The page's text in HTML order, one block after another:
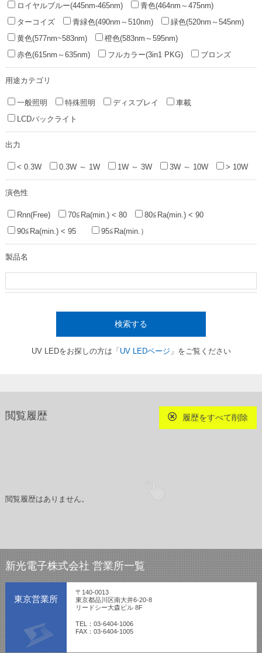
ロイヤルブルー(445nm-465nm)
青色(464nm～475nm)
ターコイズ
青緑色(490nm～510nm)
緑色(520nm～545nm)
黄色(577nm~583nm)
橙色(583nm～595nm)
赤色(615nm～635nm)
フルカラー(3in1 PKG) ブロンズ
用途カテゴリ
一般照明 特殊照明 ディスプレイ
車載
LCDバックライト
出力
< 0.3W 0.3W ～ 1W 1W ～ 3W 3W ～ 10W > 10W
演色性
Rnn(Free) 70≦Ra(min.) < 80
80≦Ra(min.) < 90
90≦Ra(min.) < 95
95≦Ra(min.）
製品名
検索する
UV LEDをお探しの方は「 UV LEDページ 」をご覧ください
閲覧履歴 履歴をすべて削除
閲覧履歴はありません。
新光電子株式会社 営業所一覧
東京営業所
〒140-0013
東京都品川区南大井6-20-8
リードシー大森ビル 8F
TEL：03-6404-1006
FAX：03-6404-1005